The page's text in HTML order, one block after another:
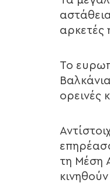
αρκετές
Το
ορεινές
τη Μέση